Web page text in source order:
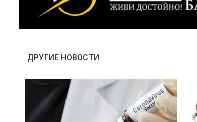
ДРУГИЕ НОВОСТИ